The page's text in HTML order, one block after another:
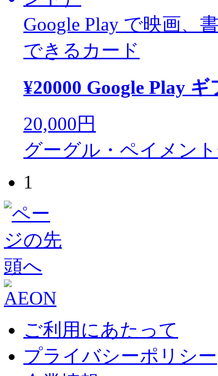
Google Play で映画、
できるカード
¥20000 Google Play
20,000円
グーグル・ペイメン
1
ご利用にあたって
プライバシーポリシー